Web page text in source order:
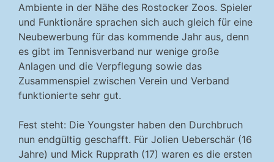
Ambiente in der Nähe des Rostocker Zoos. Spieler
und Funktionäre sprachen sich auch gleich für eine
Neubewerbung für das kommende Jahr aus, denn
es gibt im Tennisverband nur wenige große
Anlagen und die Verpflegung sowie das
Zusammenspiel zwischen Verein und Verband
funktionierte sehr gut.
Fest steht: Die Youngster haben den Durchbruch
nun endgültig geschafft. Für Jolien Ueberschär (16
Jahre) und Mick Rupprath (17) waren es die ersten